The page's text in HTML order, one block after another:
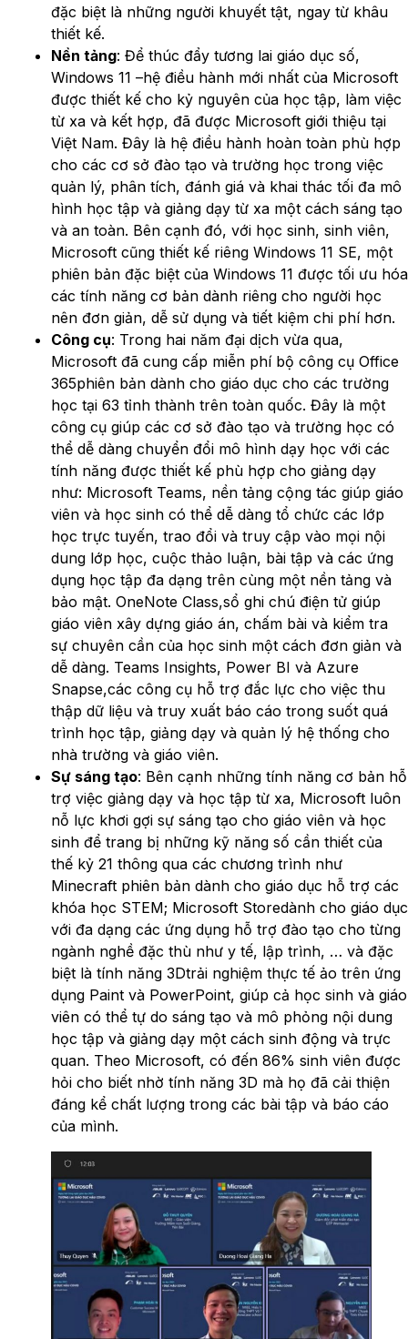
đặc biệt là những người khuyết tật, ngay từ khâu
thiết kế.
Nền tảng: Để thúc đẩy tương lai giáo dục số,
Windows 11 –hệ điều hành mới nhất của Microsoft
được thiết kế cho kỷ nguyên của học tập, làm việc
từ xa và kết hợp, đã được Microsoft giới thiệu tại
Việt Nam. Đây là hệ điều hành hoàn toàn phù hợp
cho các cơ sở đào tạo và trường học trong việc
quản lý, phân tích, đánh giá và khai thác tối đa mô
hình học tập và giảng dạy từ xa một cách sáng tạo
và an toàn. Bên cạnh đó, với học sinh, sinh viên,
Microsoft cũng thiết kế riêng Windows 11 SE, một
phiên bản đặc biệt của Windows 11 được tối ưu hóa
các tính năng cơ bản dành riêng cho người học
nên đơn giản, dễ sử dụng và tiết kiệm chi phí hơn.
Công cụ: Trong hai năm đại dịch vừa qua,
Microsoft đã cung cấp miễn phí bộ công cụ Office
365phiên bản dành cho giáo dục cho các trường
học tại 63 tỉnh thành trên toàn quốc. Đây là một
công cụ giúp các cơ sở đào tạo và trường học có
thể dễ dàng chuyển đổi mô hình dạy học với các
tính năng được thiết kế phù hợp cho giảng dạy
như: Microsoft Teams, nền tảng cộng tác giúp giáo
viên và học sinh có thể dễ dàng tổ chức các lớp
học trực tuyến, trao đổi và truy cập vào mọi nội
dung lớp học, cuộc thảo luận, bài tập và các ứng
dụng học tập đa dạng trên cùng một nền tảng và
bảo mật. OneNote Class,sổ ghi chú điện tử giúp
giáo viên xây dựng giáo án, chấm bài và kiểm tra
sự chuyên cần của học sinh một cách đơn giản và
dễ dàng. Teams Insights, Power BI và Azure
Snapse,các công cụ hỗ trợ đắc lực cho việc thu
thập dữ liệu và truy xuất báo cáo trong suốt quá
trình học tập, giảng dạy và quản lý hệ thống cho
nhà trường và giáo viên.
Sự sáng tạo: Bên cạnh những tính năng cơ bản hỗ
trợ việc giảng dạy và học tập từ xa, Microsoft luôn
nỗ lực khơi gợi sự sáng tạo cho giáo viên và học
sinh để trang bị những kỹ năng số cần thiết của
thế kỷ 21 thông qua các chương trình như
Minecraft phiên bản dành cho giáo dục hỗ trợ các
khóa học STEM; Microsoft Storedành cho giáo dục
với đa dạng các ứng dụng hỗ trợ đào tạo cho từng
ngành nghề đặc thù như y tế, lập trình, … và đặc
biệt là tính năng 3Dtrải nghiệm thực tế ảo trên ứng
dụng Paint và PowerPoint, giúp cả học sinh và giáo
viên có thể tự do sáng tạo và mô phỏng nội dung
học tập và giảng dạy một cách sinh động và trực
quan. Theo Microsoft, có đến 86% sinh viên được
hỏi cho biết nhờ tính năng 3D mà họ đã cải thiện
đáng kể chất lượng trong các bài tập và báo cáo
của mình.